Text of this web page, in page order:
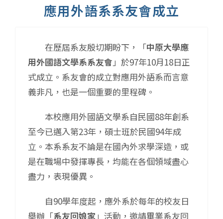
應用外語系系友會成立
在歷屆系友殷切期盼下，「中原大學應
用外國語文學系系友會」於97年10月18日正
式成立。系友會的成立對應用外語系而言意
義非凡，也是一個重要的里程碑。
本校應用外國語文學系自民國88年創系
至今已邁入第23年，碩士班於民國94年成
立。本系系友不論是在國內外求學深造，或
是在職場中發揮專長，均能在各個領域盡心
盡力，表現優異。
自90學年度起，應外系於每年的校友日
舉辦「系友回娘家」活動，邀請畢業系友回